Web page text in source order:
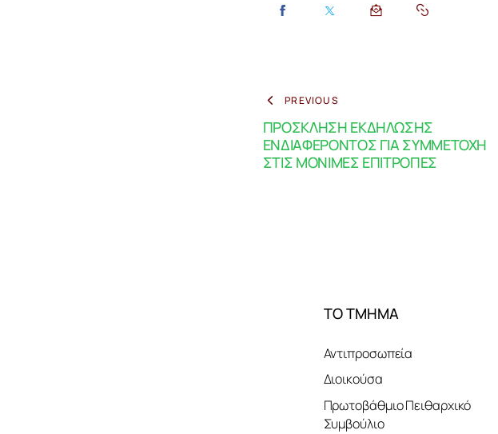
PREVIOUS
ΠΡΟΣΚΛΗΣΗ ΕΚΔΗΛΩΣΗΣ
ΕΝΔΙΑΦΕΡΟΝΤΟΣ ΓΙΑ ΣΥΜΜΕΤΟΧΗ
ΣΤΙΣ ΜΟΝΙΜΕΣ ΕΠΙΤΡΟΠΕΣ
ΤΟ ΤΜΗΜΑ
Αντιπροσωπεία
Διοικούσα
Πρωτοβάθμιο Πειθαρχικό
Συμβούλιο